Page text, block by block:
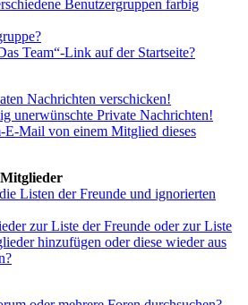
Benutzergruppen farbig
Team“-Link auf der Startseite?
Nachrichten verschicken!
unerwünschte Private Nachrichten!
E-Mail von einem Mitglied dieses
Listen der Freunde und ignorierten
zur Liste der Freunde oder zur Liste
hinzufügen oder diese wieder aus